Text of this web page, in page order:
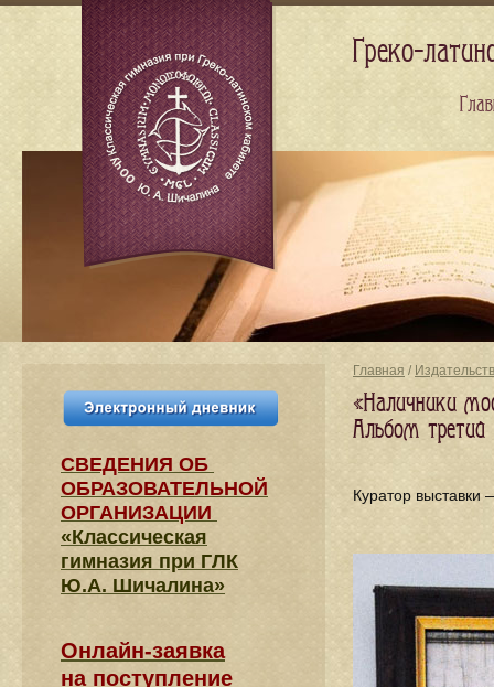
Главная /
«Наличники
Альбом третий
Куратор выставки
СВЕДЕНИЯ​ ОБ
ОБРАЗОВАТЕЛЬНОЙ
ОРГАНИЗАЦИИ
«Классическая
гимназия при ГЛК
Ю.А. Шичалина»
Онлайн-заявка
на поступление
Греко-